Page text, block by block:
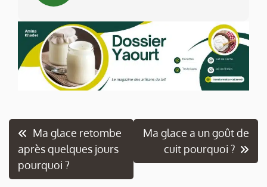
Navigation
de
l’article
Ma glace retombe
après quelques jours
pourquoi ?
Ma glace a un goût de
cuit pourquoi ?